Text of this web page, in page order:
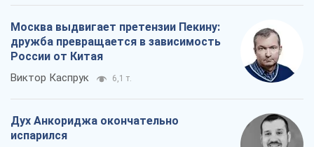
Москва выдвигает претензии Пекину:
дружба превращается в зависимость
России от Китая
Виктор Каспрук 6,1 т.
Дух Анкориджа окончательно
испарился